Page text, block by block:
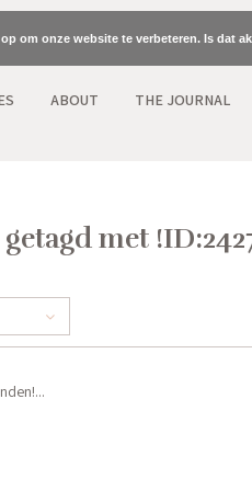
ABOUT THE JOURNAL
met
om onze website te verbeteren. Is dat